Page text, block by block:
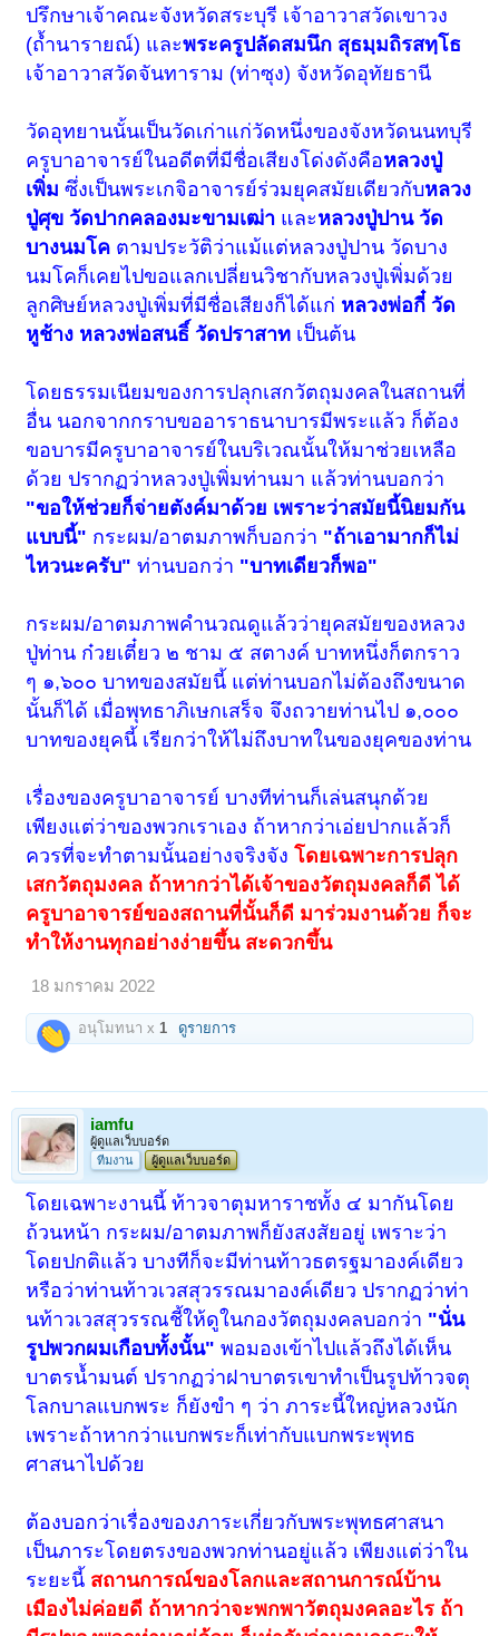
ปรึกษาเจ้าคณะจังหวัดสระบุรี เจ้าอาวาสวัดเขาวง
(ถ้ำนารายณ์) และพระครูปลัดสมนึก สุธมฺมถิรสทฺโธ
เจ้าอาวาสวัดจันทาราม (ท่าซุง) จังหวัดอุทัยธานี
วัดอุทยานนั้นเป็นวัดเก่าแก่วัดหนึ่งของจังหวัดนนทบุรี
ครูบาอาจารย์ในอดีตที่มีชื่อเสียงโด่งดังคือหลวงปู่
เพิ่ม ซึ่งเป็นพระเกจิอาจารย์ร่วมยุคสมัยเดียวกับหลวง
ปู่ศุข วัดปากคลองมะขามเฒ่า และหลวงปู่ปาน วัด
บางนมโค ตามประวัติว่าแม้แต่หลวงปู่ปาน วัดบาง
นมโคก็เคยไปขอแลกเปลี่ยนวิชากับหลวงปู่เพิ่มด้วย
ลูกศิษย์หลวงปู่เพิ่มที่มีชื่อเสียงก็ได้แก่ หลวงพ่อกี๋ วัด
หูช้าง หลวงพ่อสนธิ์ วัดปราสาท เป็นต้น
โดยธรรมเนียมของการปลุกเสกวัตถุมงคลในสถานที่
อื่น นอกจากกราบขออาราธนาบารมีพระแล้ว ก็ต้อง
ขอบารมีครูบาอาจารย์ในบริเวณนั้นให้มาช่วยเหลือ
ด้วย ปรากฏว่าหลวงปู่เพิ่มท่านมา แล้วท่านบอกว่า
"ขอให้ช่วยก็จ่ายตังค์มาด้วย เพราะว่าสมัยนี้นิยมกัน
แบบนี้" กระผม/อาตมภาพก็บอกว่า "ถ้าเอามากก็ไม่
ไหวนะครับ"ท่านบอกว่า "บาทเดียวก็พอ"
กระผม/อาตมภาพคำนวณดูแล้วว่ายุคสมัยของหลวง
ปู่ท่าน ก๋วยเตี๋ยว ๒ ชาม ๕ สตางค์ บาทหนึ่งก็ตกราว
ๆ ๑,๖๐๐ บาทของสมัยนี้ แต่ท่านบอกไม่ต้องถึงขนาด
นั้นก็ได้ เมื่อพุทธาภิเษกเสร็จ จึงถวายท่านไป ๑,๐๐๐
บาทของยุคนี้ เรียกว่าให้ไม่ถึงบาทในของยุคของท่าน
เรื่องของครูบาอาจารย์ บางทีท่านก็เล่นสนุกด้วย
เพียงแต่ว่าของพวกเราเอง ถ้าหากว่าเอ่ยปากแล้วก็
ควรที่จะทำตามนั้นอย่างจริงจัง โดยเฉพาะการปลุก
เสกวัตถุมงคล ถ้าหากว่าได้เจ้าของวัตถุมงคลก็ดี ได้
ครูบาอาจารย์ของสถานที่นั้นก็ดี มาร่วมงานด้วย ก็จะ
ทำให้งานทุกอย่างง่ายขึ้น สะดวกขึ้น
18 มกราคม 2022
อนุโมทนา x1 ดูรายการ
iamfu
ผู้ดูแลเว็บบอร์ด
ทีมงาน
ผู้ดูแลเว็บบอร์ด
โดยเฉพาะงานนี้ ท้าวจาตุมหาราชทั้ง ๔ มากันโดย
ถ้วนหน้า กระผม/อาตมภาพก็ยังสงสัยอยู่ เพราะว่า
โดยปกติแล้ว บางทีก็จะมีท่านท้าวธตรฐมาองค์เดียว
หรือว่าท่านท้าวเวสสุวรรณมาองค์เดียว ปรากฏว่าท่า
นท้าวเวสสุวรรณชี้ให้ดูในกองวัตถุมงคลบอกว่า "นั่น
รูปพวกผมเกือบทั้งนั้น"พอมองเข้าไปแล้วถึงได้เห็น
บาตรน้ำมนต์ ปรากฏว่าฝาบาตรเขาทำเป็นรูปท้าวจตุ
โลกบาลแบกพระ ก็ยังขำ ๆ ว่า ภาระนี้ใหญ่หลวงนัก
เพราะถ้าหากว่าแบกพระก็เท่ากับแบกพระพุทธ
ศาสนาไปด้วย
ต้องบอกว่าเรื่องของภาระเกี่ยวกับพระพุทธศาสนา
เป็นภาระโดยตรงของพวกท่านอยู่แล้ว เพียงแต่ว่าใน
ระยะนี้ สถานการณ์ของโลกและสถานการณ์บ้าน
เมืองไม่ค่อยดี ถ้าหากว่าจะพกพาวัตถุมงคลอะไร ถ้า